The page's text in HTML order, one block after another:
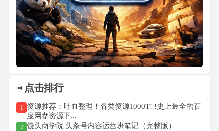
点击排行
1 资源推荐：吐血整理！各类资源1000T!!!史上最全的百
度网盘资源下...
2 馒头商学院 头条号内容运营班笔记（完整版）